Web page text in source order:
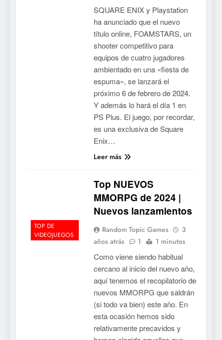
SQUARE ENIX y Playstation
ha anunciado que el nuevo
título online, FOAMSTARS, un
shooter competitivo para
equipos de cuatro jugadores
ambientado en una «fiesta de
espuma», se lanzará el
próximo 6 de febrero de 2024.
Y además lo hará el día 1 en
PS Plus. El juego, por recordar,
es una exclusiva de Square
Enix…
Leer más
TOP DE
VIDEOJUEGOS
Top NUEVOS
MMORPG de 2024 |
Nuevos lanzamientos
Random Topic Games
3
años atrás
1 1 minutos
Como viene siendo habitual
cercano al inicio del nuevo año,
aquí tenemos el recopilatorio de
nuevos MMORPG que saldrán
(si todo va bien) este año. En
esta ocasión hemos sido
relativamente precavidos y